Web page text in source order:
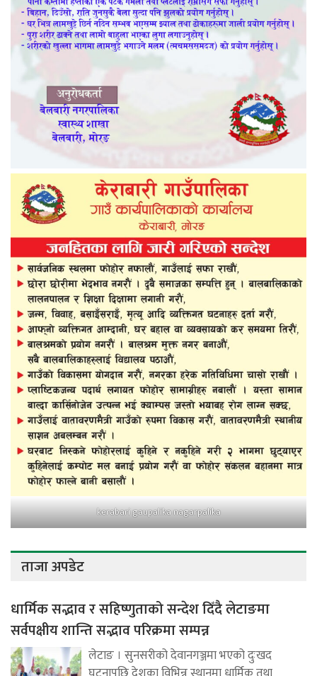
kerabari gaupalika nagarpalika
ताजा अपडेट
धार्मिक सद्भाव र सहिष्णुताको सन्देश दिँदै लेटाङमा
सर्वपक्षीय शान्ति सद्भाव परिक्रमा सम्पन्न
लेटाङ । सुनसरीको देवानगञ्जमा भएको दुःखद